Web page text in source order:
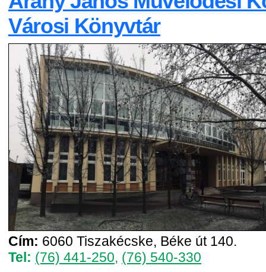
Városi Könyvtár
Cím: 6060 Tiszakécske, Béke út 140.
Tel: (76) 441-250, (76) 540-330